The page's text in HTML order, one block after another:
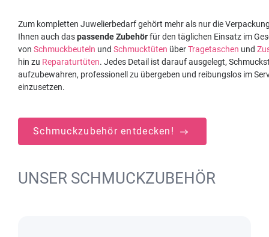
Zum kompletten Juwelierbedarf gehört mehr als nur die
Ihnen auch daspassende Zubehörfür den täglichen Einsatz im
von Schmuckbeuteln und Schmucktüten überTragetaschen und
hin zu Reparaturtüten. Jedes Detail ist darauf ausgelegt,
aufzubewahren, professionell zu übergeben und reibungslos im
einzusetzen.
Schmuckzubehör entdecken!
UNSER SCHMUCKZUBEHÖR